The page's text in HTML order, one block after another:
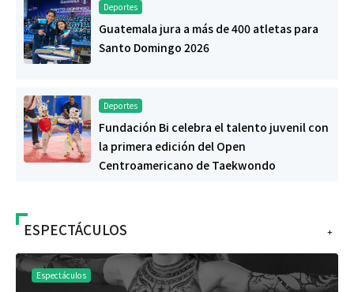
Deportes
Guatemala jura a más de 400 atletas para
Santo Domingo 2026
Deportes
Fundación Bi celebra el talento juvenil con
la primera edición del Open
Centroamericano de Taekwondo
+
ESPECTÁCULOS
Espectáculos